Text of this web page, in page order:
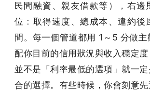
民間融資、親友借款等），右邊
位：取得速度、總成本、違約後
間。每一個管道都用 1～5 分做
配你目前的信用狀況與收入穩定度
並不是「利率最低的選項」就一
合的選擇。有些時候，你會刻意先